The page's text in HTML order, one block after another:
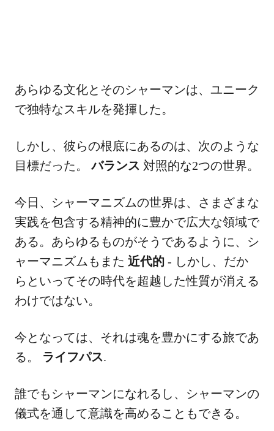
あらゆる文化とそのシャーマンは、ユニーク
で独特なスキルを発揮した。
しかし、彼らの根底にあるのは、次のような
目標だった。バランス 対照的な2つの世界。
今日、シャーマニズムの世界は、さまざまな
実践を包含する精神的に豊かで広大な領域で
ある。あらゆるものがそうであるように、シ
ャーマニズムもまた 近代的 - しかし、だか
らといってその時代を超越した性質が消える
わけではない。
今となっては、それは魂を豊かにする旅であ
る。 ライフパス.
誰でもシャーマンになれるし、シャーマンの
儀式を通して意識を高めることもできる。